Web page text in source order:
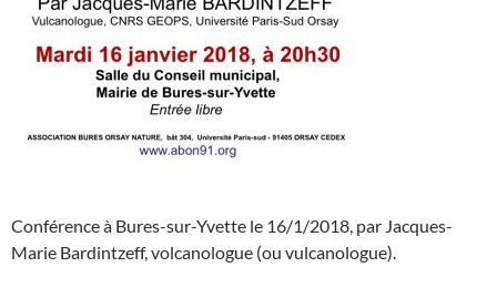
Conférence à Bures-sur-Yvette le 16/1/2018, par Jacques-
Marie Bardintzeff, volcanologue (ou vulcanologue).